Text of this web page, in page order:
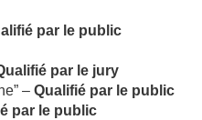
par le public
par le jury
– Qualifié par le public
par le public